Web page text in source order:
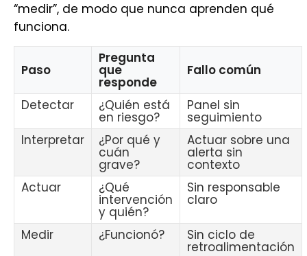
“medir”, de modo que nunca aprenden qué
funciona.
Paso
Pregunta
que
responde
Fallo común
Detectar ¿Quién está
en riesgo?
Panel sin
seguimiento
Interpretar
¿Por qué y
cuán
grave?
Actuar sobre una
alerta sin
contexto
Actuar
¿Qué
intervención
y quién?
Sin responsable
claro
Medir ¿Funcionó? Sin ciclo de
retroalimentación